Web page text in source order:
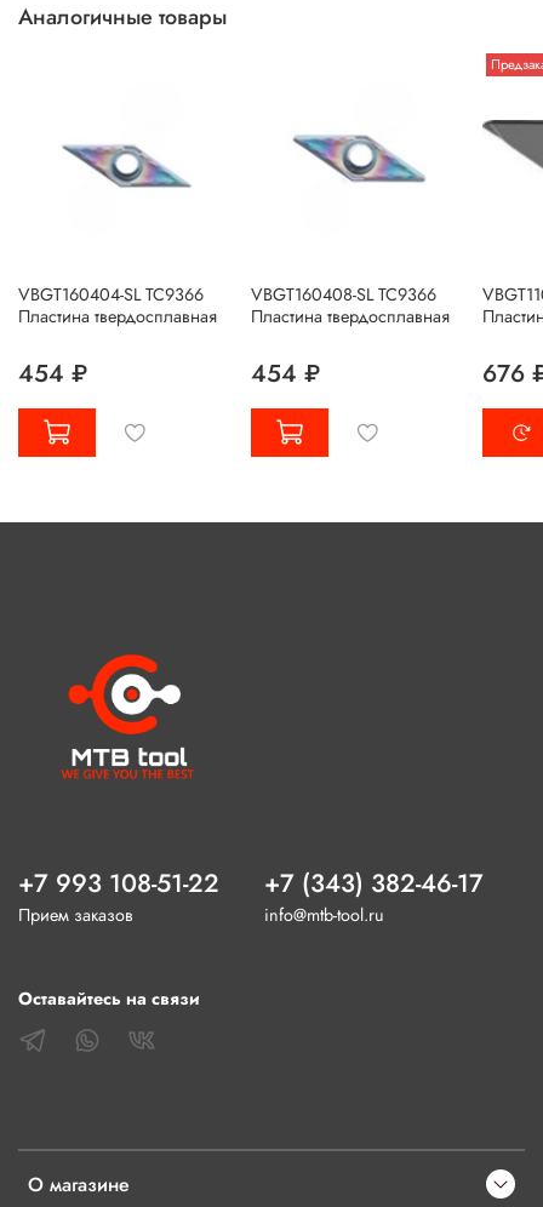
Аналогичные товары
VBGT160404-SL TC9366
Пластина твердосплавная
454 ₽
VBGT160408-SL TC9366
Пластина твердосплавная
454 ₽ 676
О магазине
+7 993 108-51-22
Прием заказов
+7 (343) 382-46-17
info@mtb-tool.ru
Оставайтесь на связи